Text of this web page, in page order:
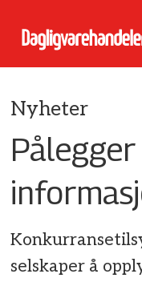
Nyheter
Pålegger
selskaper å